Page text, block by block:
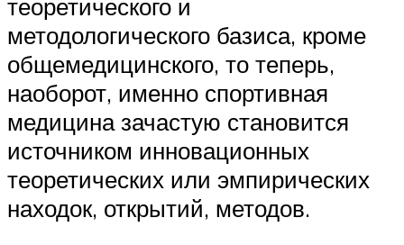
теоретического и
методологического базиса, кроме
общемедицинского, то теперь,
наоборот, именно спортивная
медицина зачастую становится
источником инновационных
теоретических или эмпирических
находок, открытий, методов.